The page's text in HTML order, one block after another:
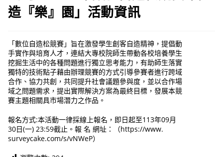
造『樂』園」活動資訊
「數位自造松競賽」旨在激發學生創客自造精神，提倡動
手實作與培育人才，連結大專校院師生帶動各校培養學生
挖掘生活中的各種問題進行獨立思考能力，有助師生落實
獨特的技術點子藉由辦理競賽的方式引導參賽者進行跨域
合作、協力共創，共同提升社會議題參與度，並以合作場
域之問題需求，提出實際解決方案為最終目標，發展本競
賽主題相關具市場潛力之作品。
報名方式:本活動一律採線上報名，即日起至113年09月
30日(一) 23:59截止。報 名 網址：（https://www.
surveycake.com/s/vNWeP）